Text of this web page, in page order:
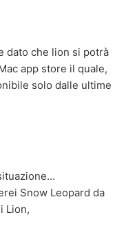
dato che lion si potrà
app store il quale,
solo dalle ultime
Snow Leopard da
Lion,